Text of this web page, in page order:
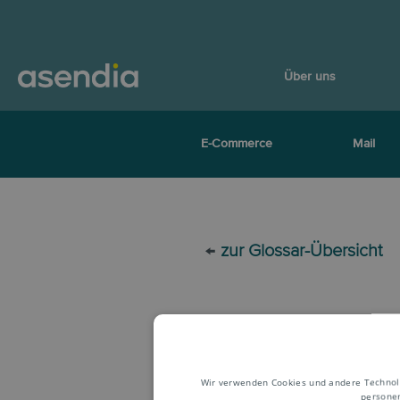
Über uns
E-Commerce Mail
← zur Glossar-Übersicht
Wir verwenden Cookies und andere